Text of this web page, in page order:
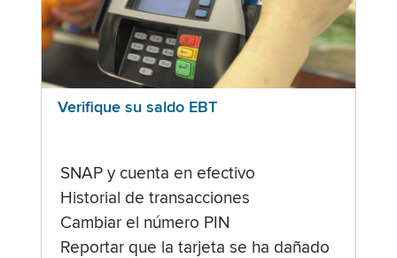
Verifique su saldo EBT
SNAP y cuenta en efectivo
Historial de transacciones
Cambiar el número PIN
Reportar que la tarjeta se ha dañado